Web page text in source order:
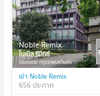
Noble Remix
โนเบิล รีมิกซ์
คลองเตย กรุงเทพมหานคร
เช่า Noble Remix
656 ประกาศ